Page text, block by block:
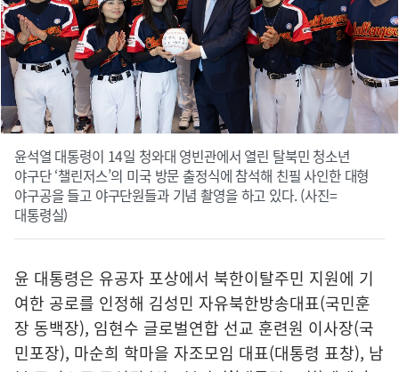
윤석열 대통령이 14일 청와대 영빈관에서 열린 탈북민 청소년
야구단 ‘챌린저스’의 미국 방문 출정식에 참석해 친필 사인한 대형
야구공을 들고 야구단원들과 기념 촬영을 하고 있다. (사진=
대통령실)
윤 대통령은 유공자 포상에서 북한이탈주민 지원에 기
여한 공로를 인정해 김성민 자유북한방송대표(국민훈
장 동백장), 임현수 글로벌연합 선교 훈련원 이사장(국
민포장), 마순희 학마을 자조모임 대표(대통령 표창), 남